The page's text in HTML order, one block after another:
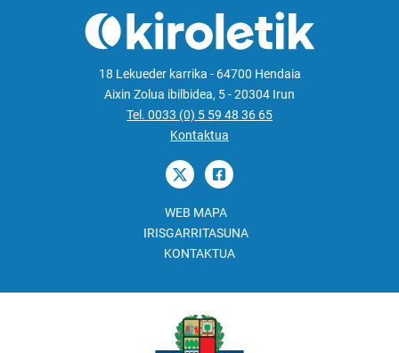
18 Lekueder karrika - 64700 Hendaia
Aixin Zolua ibilbidea, 5 - 20304 Irun
Tel. 0033 (0) 5 59 48 36 65
Kontaktua
WEB MAPA
IRISGARRITASUNA
KONTAKTUA